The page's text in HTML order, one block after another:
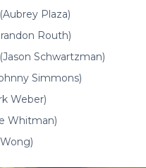
(Aubrey Plaza)
Routh)
(Jason Schwartzman)
Simmons)
Weber)
Whitman)
Wong)